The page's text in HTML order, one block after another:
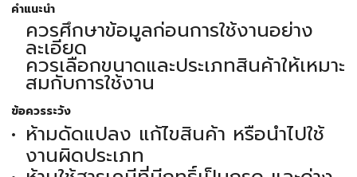
คำแนะนำ
ควรศึกษาข้อมูลก่อนการใช้งานอย่าง
ละเอียด
ควรเลือกขนาดและประเภทสินค้าให้เหมาะ
สมกับการใช้งาน
ข้อควรระวัง
ห้ามดัดแปลง แก้ไขสินค้า หรือนำไปใช้
งานผิดประเภท